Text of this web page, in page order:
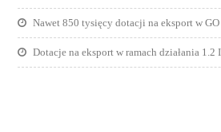
Nawet 850 tysięcy dotacji na eksport w
Dotacje na eksport w ramach działania